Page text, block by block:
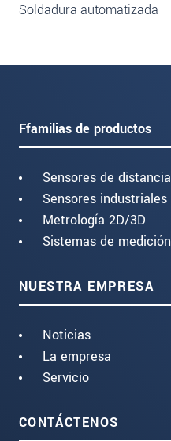
Soldadura automatizada
Ffamilias de productos
Sensores de distancia
Sensores industriales
Metrología 2D/3D
Sistemas de medición
NUESTRA EMPRESA
Noticias
La empresa
Servicio
CONTÁCTENOS